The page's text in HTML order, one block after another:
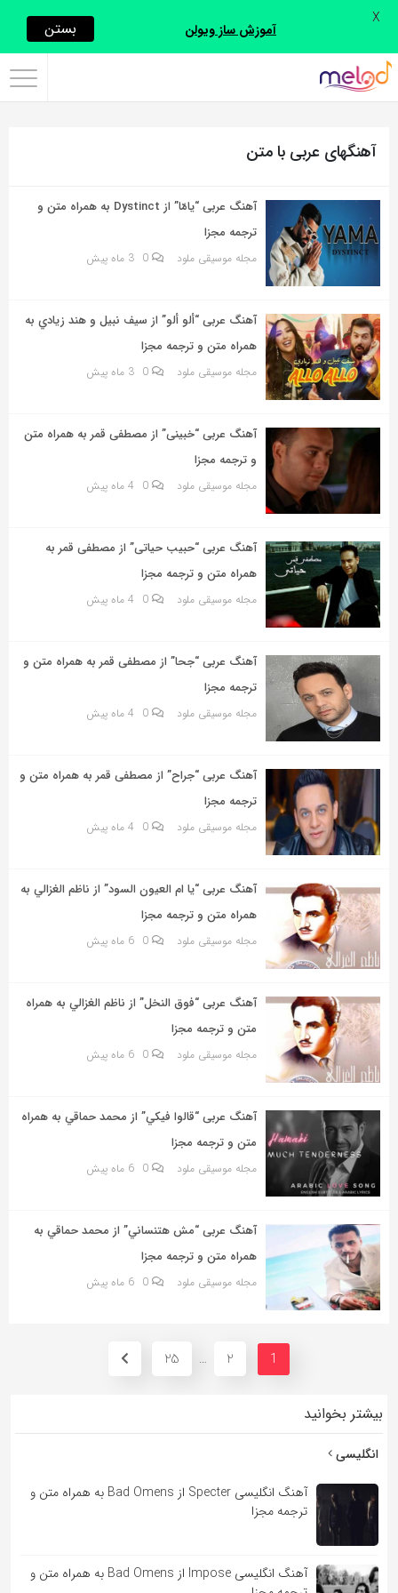
اشتراک
با
از
زیر
می‌توانید
این
با
دوستان
خود
به
اشتراک
بگذارید.
کپی
آهنگهای عربی با متن
آهنگ عربی “يامّا” از Dystinct به همراه متن و
ترجمه مجزا
مجله موسیقی ملود 0 3 ماه پیش
آهنگ عربی “ألو ألو” از سيف نبيل و هند زيادي به
همراه متن و ترجمه مجزا
مجله موسیقی ملود 0 3 ماه پیش
آهنگ عربی “خبينى” از مصطفى قمر به همراه متن
و ترجمه مجزا
مجله موسیقی ملود 0 4 ماه پیش
آهنگ عربی “حبيب حياتى” از مصطفى قمر به
همراه متن و ترجمه مجزا
مجله موسیقی ملود 0 4 ماه پیش
آهنگ عربی “جحا” از مصطفى قمر به همراه متن و
ترجمه مجزا
مجله موسیقی ملود 0 4 ماه پیش
آهنگ عربی “جراح” از مصطفى قمر به همراه متن و
ترجمه مجزا
مجله موسیقی ملود 0 4 ماه پیش
آهنگ عربی “يا ام العيون السود” از ناظم الغزالي به
همراه متن و ترجمه مجزا
مجله موسیقی ملود 0 6 ماه پیش
آهنگ عربی “فوق النخل” از ناظم الغزالي به همراه
متن و ترجمه مجزا
مجله موسیقی ملود 0 6 ماه پیش
آهنگ عربی “قالوا فيكي” از محمد حماقي به همراه
متن و ترجمه مجزا
مجله موسیقی ملود 0 6 ماه پیش
آهنگ عربی “مش هتنساني” از محمد حماقي به
همراه متن و ترجمه مجزا
مجله موسیقی ملود 0 6 ماه پیش
1
2
…
25
بیشتر بخوانید
انگلیسی
آهنگ انگلیسی Specter از Bad Omens به همراه متن و
ترجمه مجزا
آهنگ انگلیسی Impose از Bad Omens به همراه متن و
آموزش ساز ویولن بستن X